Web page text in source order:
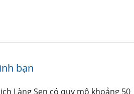
bạn
Làng Sen có quy mô khoảng 50